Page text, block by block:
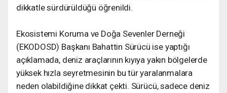
dikkatle sürdürüldüğü öğrenildi.
Ekosistemi Koruma ve Doğa Sevenler Derneği
(EKODOSD) Başkanı Bahattin Sürücü ise yaptığı
açıklamada, deniz araçlarının kıyıya yakın bölgelerde
yüksek hızla seyretmesinin bu tür yaralanmalara
neden olabildiğine dikkat çekti. Sürücü, sadece deniz